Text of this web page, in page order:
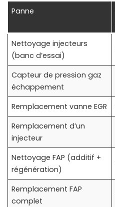
Panne
Nettoyage injecteurs
(banc d’essai)
Capteur de pression gaz
échappement
Remplacement vanne EGR
Remplacement d’un
injecteur
Nettoyage FAP (additif +
régénération)
Remplacement FAP
complet